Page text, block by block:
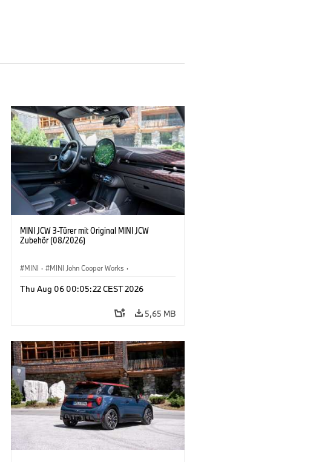
MINI JCW 3-Türer mit Original MINI JCW
Zubehör (08/2026)
MINI · MINI John Cooper Works ·
Sonderausstattungen, Zubehör
Thu Aug 06 00:05:22 CEST 2026
5,65 MB